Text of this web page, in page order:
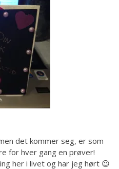
det kommer seg, er som
for hver gang en prøver!
her i livet og har jeg hørt 😉